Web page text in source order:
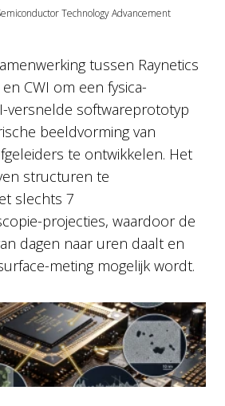
Technology Advancement
tussen Raynetics
CWI om een fysica-
versnelde softwareprototyp
beeldvorming van
te ontwikkelen. Het
structuren te
slechts 7
projecties, waardoor de
dagen naar uren daalt en
meting mogelijk wordt.